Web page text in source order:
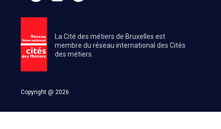
La Cité des métiers de Bruxelles est
membre du réseau international des Cités
des métiers.
Copyright @ 2026